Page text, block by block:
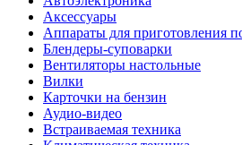
Аксессуары
Аппараты для приготовления
Блендеры-суповарки
Вентиляторы настольные
Вилки
Карточки на бензин
Аудио-видео
Встраиваемая техника